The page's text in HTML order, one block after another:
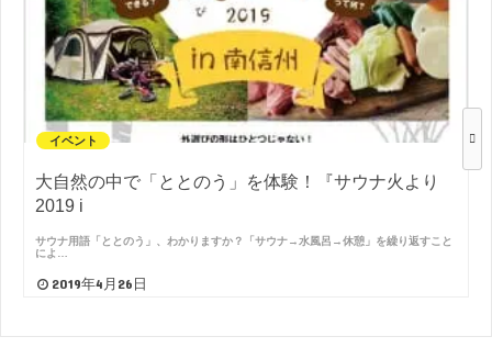
イベント
大自然の中で「ととのう」を体験！『サウナ火より
2019 i
サウナ用語「ととのう」、わかりますか？「サウナ→水風呂→休憩」を繰り返すこと
によ…
2019年4月26日